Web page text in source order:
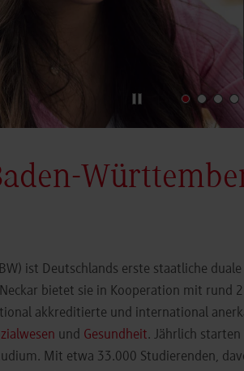
ist Deutschlands erste staatliche duale
bietet sie in Kooperation mit rund
akkreditierte und international
und Gesundheit. Jährlich
Mit etwa 33.000 Studierenden,